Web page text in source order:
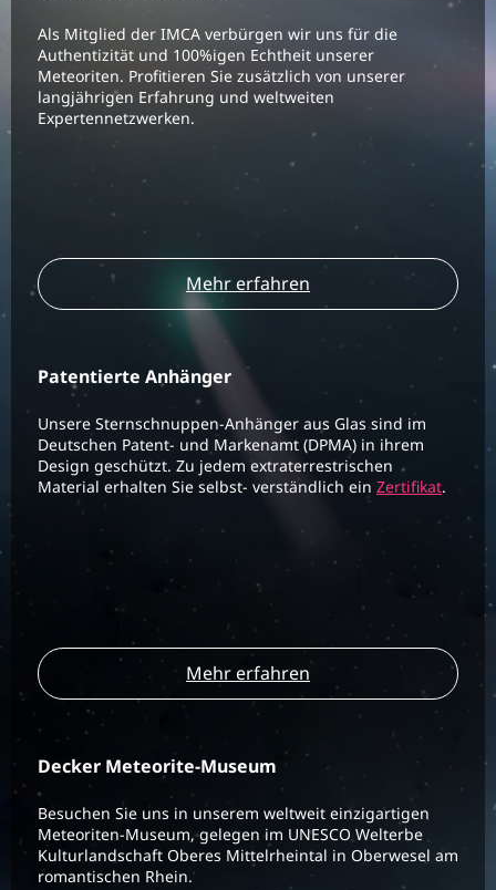
Als Mitglied der IMCA verbürgen wir uns für die
Authentizität und 100%igen Echtheit unserer
Meteoriten. Profitieren Sie zusätzlich von unserer
langjährigen Erfahrung und weltweiten
Expertennetzwerken.
Mehr erfahren
Patentierte Anhänger
Unsere Sternschnuppen-Anhänger aus Glas sind im
Deutschen Patent- und Markenamt (DPMA) in ihrem
Design geschützt. Zu jedem extraterrestrischen
Material erhalten Sie selbst- verständlich ein Zertifikat.
Mehr erfahren
Decker Meteorite-Museum
Besuchen Sie uns in unserem weltweit einzigartigen
Meteoriten-Museum, gelegen im UNESCO Welterbe
Kulturlandschaft Oberes Mittelrheintal in Oberwesel am
romantischen Rhein.